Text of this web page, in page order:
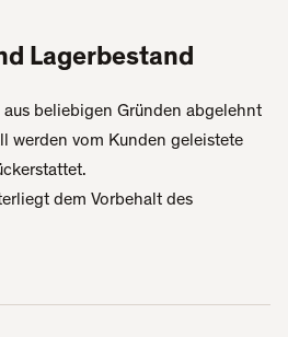
Lagerbestand
beliebigen Gründen abgelehnt
werden vom Kunden geleistete
dem Vorbehalt des